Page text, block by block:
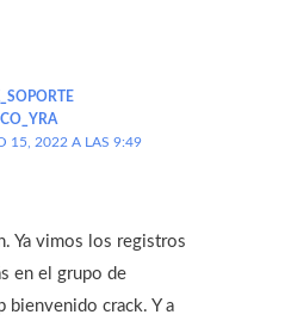
15, 2022 A LAS 9:49
Ya vimos los registros
en el grupo de
bienvenido crack. Y a